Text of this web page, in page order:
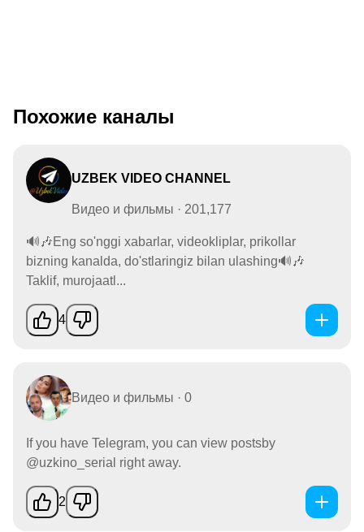
Похожие каналы
UZBEK VIDEO CHANNEL
Видео и фильмы · 201,177
🔊🎶Eng so'nggi xabarlar, videokliplar, prikollar
bizning kanalda, do'stlaringiz bilan ulashing🔊🎶
Taklif, murojaatl...
4
Видео и фильмы · 0
If you have Telegram, you can view postsby
@uzkino_serial right away.
2